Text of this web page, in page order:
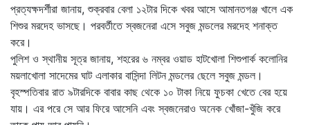
প্রত্যক্ষদর্শীরা জানায়, শুক্রবার বেলা ১২টার দিকে খবর আসে আমানতগঞ্জ খালে এক
শিশুর মরদেহ ভাসছে। পরবর্তীতে স্বজনেরা এসে সবুজ মন্ডলের মরদেহ শনাক্ত
করে।
পুলিশ ও স্থানীয় সূত্র জানায়, শহরের ৬ নম্বর ওয়াড হাটখোলা শিশুপার্ক কলোনির
ময়লাখোলা সাদেমের ঘাট এলাকার বাসিন্দা লিটন মন্ডলের ছেলে সবুজ মন্ডল।
বৃহস্পতিবার রাত ৯টারদিকে বাবার কাছ থেকে ১০ টাকা নিয়ে ফুচকা খেতে বের হয়ে
যায়। এর পরে সে আর ফিরে আসেনি এবং স্বজনেরাও অনেক খোঁজা-খুঁজি করে